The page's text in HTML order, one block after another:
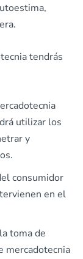
tendrás
utilizar los
y
consumidor
en el
toma de
mercadotecnia